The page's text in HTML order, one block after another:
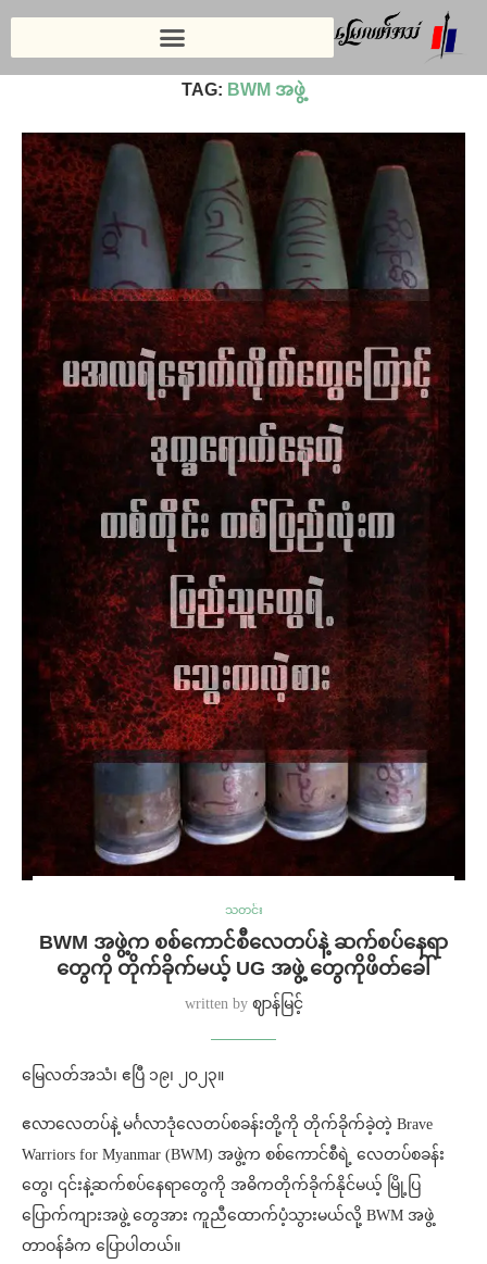
TAG: BWM အဖွဲ့
သတင်း
BWM အဖွဲ့က စစ်ကောင်စီလေတပ်နဲ့ ဆက်စပ်နေရာ
တွေကို တိုက်ခိုက်မယ့် UG အဖွဲ့ တွေကိုဖိတ်ခေါ်
written by ဈာန်မြင့်
မြေလတ်အသံ၊ ဧပြီ ၁၉၊ ၂၀၂၃။
ဧလာလေတပ်နဲ့ မင်္ဂလာဒုံလေတပ်စခန်းတို့ကို တိုက်ခိုက်ခဲ့တဲ့ Brave
Warriors for Myanmar (BWM) အဖွဲ့က စစ်ကောင်စီရဲ့ လေတပ်စခန်း
တွေ၊ ၎င်းနဲ့ဆက်စပ်နေရာတွေကို အဓိကတိုက်ခိုက်နိုင်မယ့် မြို့ပြ
ပြောက်ကျားအဖွဲ့ တွေအား ကူညီထောက်ပံ့သွားမယ်လို့ BWM အဖွဲ့
တာဝန်ခံက ပြောပါတယ်။